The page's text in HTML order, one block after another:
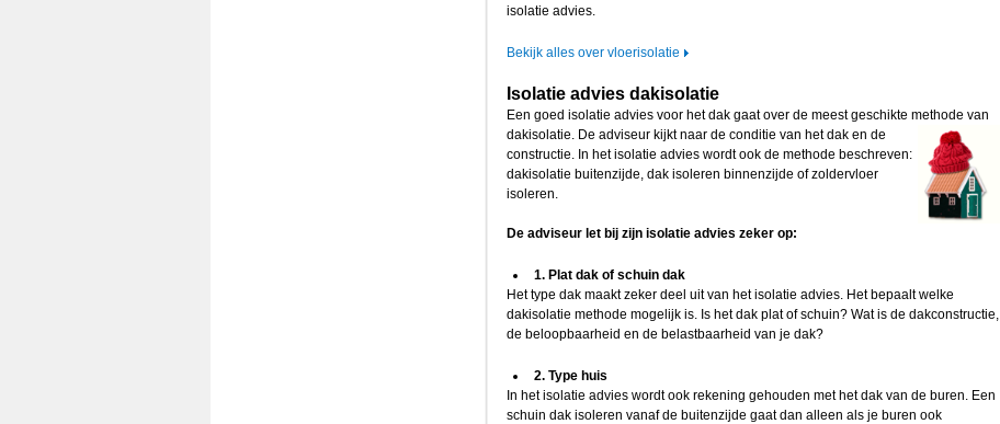
isolatie advies.
Bekijk alles over vloerisolatie
Isolatie advies dakisolatie
Een goed isolatie advies voor het dak gaat over de meest geschikte methode van
dakisolatie. De adviseur kijkt naar de conditie van het dak en de
constructie. In het isolatie advies wordt ook de methode beschreven:
dakisolatie buitenzijde, dak isoleren binnenzijde of zoldervloer
isoleren.
De adviseur let bij zijn isolatie advies zeker op:
1. Plat dak of schuin dak
Het type dak maakt zeker deel uit van het isolatie advies. Het bepaalt welke
dakisolatie methode mogelijk is. Is het dak plat of schuin? Wat is de dakconstructie,
de beloopbaarheid en de belastbaarheid van je dak?
2. Type huis
In het isolatie advies wordt ook rekening gehouden met het dak van de buren. Een
schuin dak isoleren vanaf de buitenzijde gaat dan alleen als je buren ook